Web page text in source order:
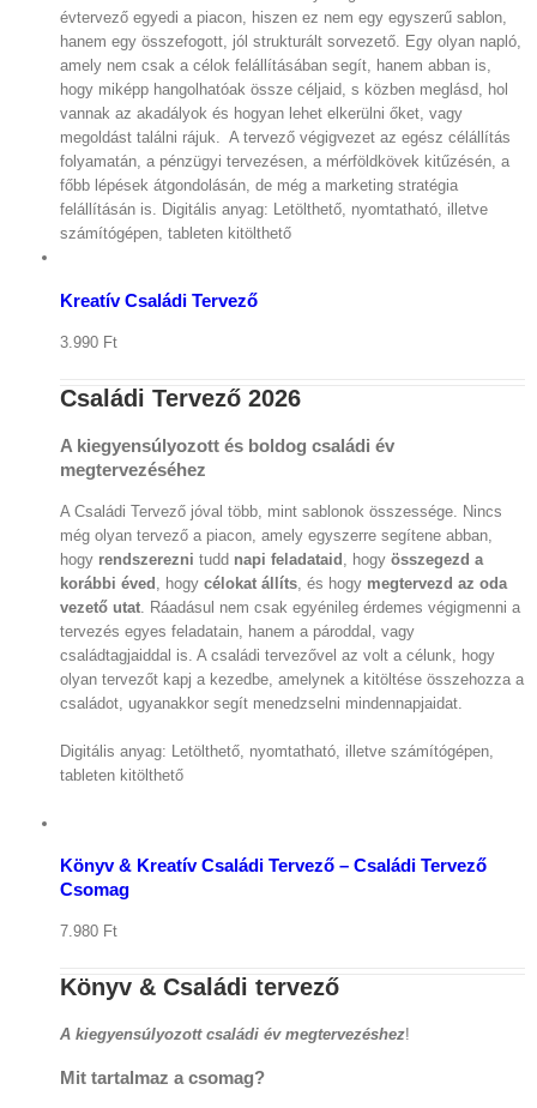
évtervező egyedi a piacon, hiszen ez nem egy egyszerű sablon,
hanem egy összefogott, jól strukturált sorvezető. Egy olyan napló,
amely nem csak a célok felállításában segít, hanem abban is,
hogy miképp hangolhatóak össze céljaid, s közben meglásd, hol
vannak az akadályok és hogyan lehet elkerülni őket, vagy
megoldást találni rájuk. A tervező végigvezet az egész célállítás
folyamatán, a pénzügyi tervezésen, a mérföldkövek kitűzésén, a
főbb lépések átgondolásán, de még a marketing stratégia
felállításán is. Digitális anyag: Letölthető, nyomtatható, illetve
számítógépen, tableten kitölthető
Kosár
megtekintése
Kreatív Családi Tervező
3.990 Ft
Családi Tervező 2026
A kiegyensúlyozott és boldog családi év
megtervezéséhez
A Családi Tervező jóval több, mint sablonok összessége. Nincs
még olyan tervező a piacon, amely egyszerre segítene abban,
hogy rendszerezni tudd napi feladataid , hogy összegezd a
korábbi éved , hogy célokat állíts, és hogy megtervezd az oda
vezető utat. Ráadásul nem csak egyénileg érdemes végigmenni a
tervezés egyes feladatain, hanem a pároddal, vagy
családtagjaiddal is. A családi tervezővel az volt a célunk, hogy
olyan tervezőt kapj a kezedbe, amelynek a kitöltése összehozza a
családot, ugyanakkor segít menedzselni mindennapjaidat.
Digitális anyag: Letölthető, nyomtatható, illetve számítógépen,
tableten kitölthető
Kosár
Részletek
Könyv & Kreatív Családi Tervező – Családi Tervező
Csomag
7.980 Ft
Könyv & Családi tervező
A kiegyensúlyozott családi év megtervezéshez!
Mit tartalmaz a csomag?